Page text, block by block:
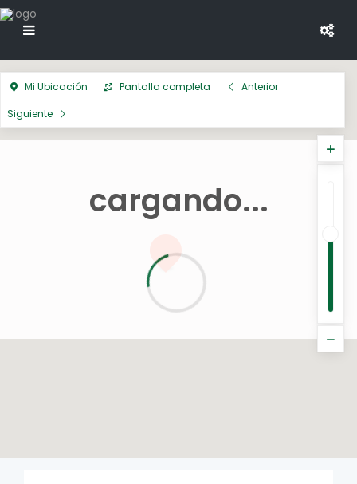
cargando...
Mi Ubicación Pantalla completa
Anterior
Siguiente